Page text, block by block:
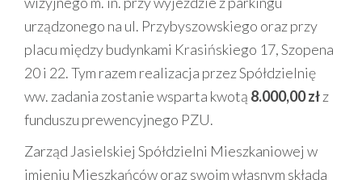
urządzonego na ul. Przybyszowskiego oraz przy
placu między budynkami Krasińskiego 17, Szopena
20 i 22. Tym razem realizacja przez Spółdzielnię
ww. zadania zostanie wsparta kwotą 8.000,00 złz
funduszu prewencyjnego PZU.
Zarząd Jasielskiej Spółdzielni Mieszkaniowej w
imieniu Mieszkańców oraz swoim własnym składa